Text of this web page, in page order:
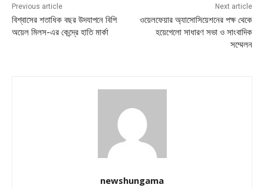
Previous article
বিশ্বাসের শতাধিক বছর উদযাপনে বিপি
অয়েল মিলস-এর কেন্দ্রে হাতি মার্কা
Next article
ওয়েলফেয়ার অ্যাসোসিয়েশনের পক্ষ থেকে
হয়েগেলো সাধারণ সভা ও সাংবাদিক
সম্মেলন
newshungama